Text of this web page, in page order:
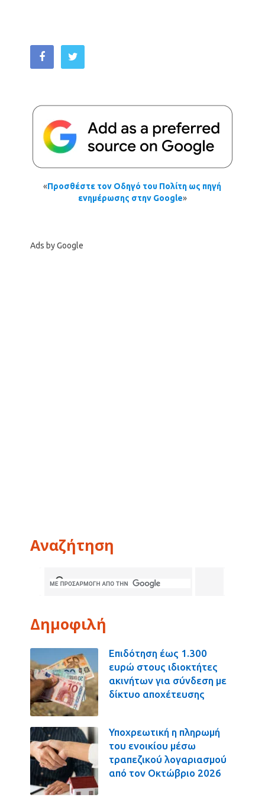
«Προσθέστε τον Οδηγό του Πολίτη ως πηγή
ενημέρωσης στην Google»
Ads by Google
Αναζήτηση
Δημοφιλή
Επιδότηση έως 1.300
ευρώ στους ιδιοκτήτες
ακινήτων για σύνδεση με
δίκτυο αποχέτευσης
Υποχρεωτική η πληρωμή
του ενοικίου μέσω
τραπεζικού λογαριασμού
από τον Οκτώβριο 2026